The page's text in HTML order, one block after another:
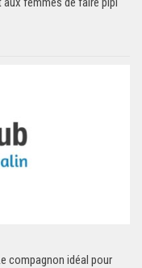
compagnon idéal pour